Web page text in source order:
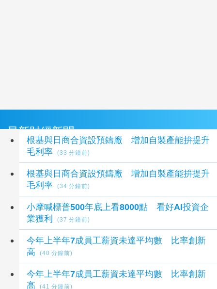
最新財經新聞
根基與日商合資設預鑄廠 增加自製產能拚提升
毛利率
(33 分鐘前)
根基與日商合資設預鑄廠 增加自製產能拚提升
毛利率
(34 分鐘前)
小摩喊標普500年底上看8000點 看好AI投資企
業獲利
(37 分鐘前)
今年上半年7成員工薪資未達平均數 比率創新
高
(40 分鐘前)
今年上半年7成員工薪資未達平均數 比率創新
高
(41 分鐘前)